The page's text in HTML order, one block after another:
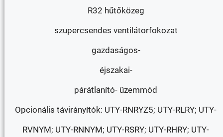
R32 hűtőközeg
szupercsendes ventilátorfokozat
gazdaságos-
éjszakai-
párátlanító- üzemmód
Opcionális távirányítók: UTY-RNRYZ5; UTY-RLRY; UTY-
RVNYM; UTY-RNNYM; UTY-RSRY; UTY-RHRY; UTY-